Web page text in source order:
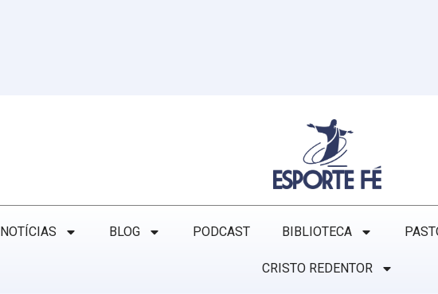
NOTÍCIAS BLOG PODCAST BIBLIOTECA
CRISTO REDENTOR